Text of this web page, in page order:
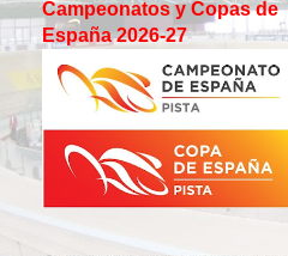
Campeonatos y Copas de
España 2026-27